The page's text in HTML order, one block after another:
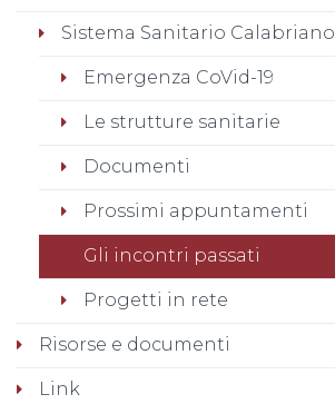
Sistema Sanitario Calabriano
Emergenza CoVid-19
Le strutture sanitarie
Documenti
Prossimi appuntamenti
Gli incontri passati
Progetti in rete
Risorse e documenti
Link